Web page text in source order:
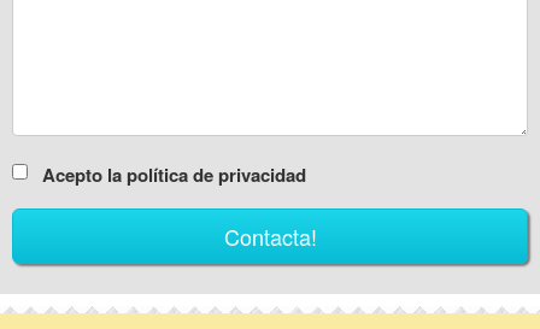
Acepto la política de privacidad